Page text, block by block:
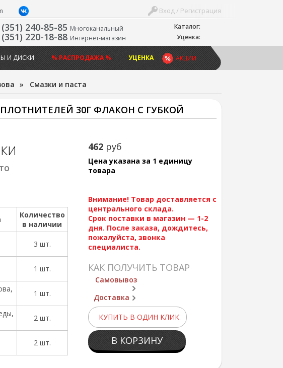
Каталог:
Уценка:
Вход / Регистрация
240-85-85 Многоканальный
220-18-88 Интернет-магазин
АКЦИИ
И ДИСКИ % РАСПРОДАЖА % УЦЕНКА
» Смазки и паста
30Г ФЛАКОН С ГУБКОЙ
462 руб
Цена указана за 1 единицу
товара
Внимание! Товар доставляется с
центрального склада.
Срок поставки в магазин — 1-2
дня. После заказа, дождитесь,
пожалуйста, звонка
специалиста.
КАК ПОЛУЧИТЬ ТОВАР
Самовывоз
Доставка
КУПИТЬ В ОДИН КЛИК
В КОРЗИНУ
Количество
в наличии
3 шт.
1 шт.
1 шт.
2 шт.
2 шт.